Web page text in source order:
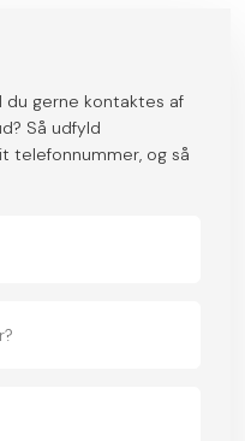
du gerne kontaktes af
Så udfyld
telefonnummer, og så